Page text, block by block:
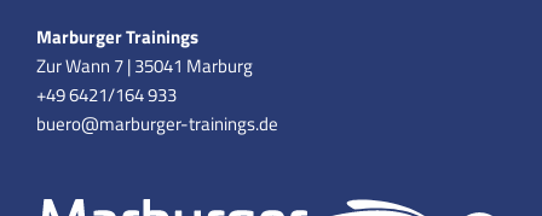
Marburger Trainings
Zur Wann 7 | 35041 Marburg
+49 6421/164 933
buero@marburger-trainings.de